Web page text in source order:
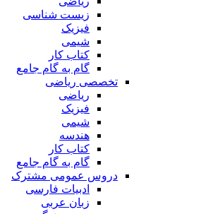
زیست شناسی
فیزیک
شیمی
کتاب کار
گام به گام جامع
تخصصی ریاضی
ریاضی
فیزیک
شیمی
هندسه
کتاب کار
گام به گام جامع
دروس عمومی مشترک
ادبیات فارسی
زبان عربی